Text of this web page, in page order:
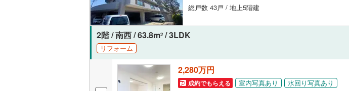
総戸数 43戸 / 地上5階建
2階 / 南西 / 63.8m2 / 3LDK
リフォーム
2,280万円
成約でもらえる 室内写真あり
水回り写真あり
LD
リビングダイニング15畳以上
キッチン
独立型キッチン（1） 対面